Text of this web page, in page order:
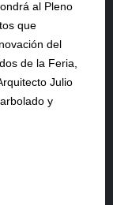
al Pleno
que
del
de la Feria,
Julio
y